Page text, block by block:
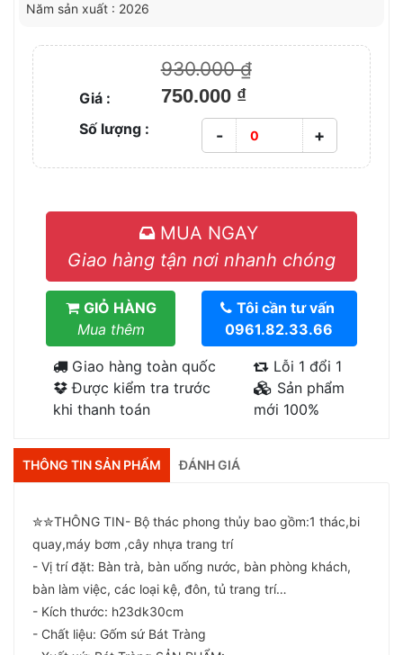
Năm sản xuất : 2026
930.000 ₫
Giá : 750.000 ₫
Số lượng : - +
MUA NGAY
Giao hàng tận nơi nhanh chóng
GIỎ HÀNG
Mua thêm
Tôi cần tư vấn
0961.82.33.66
Giao hàng toàn quốc
Được kiểm tra trước
khi thanh toán
Lỗi 1 đổi 1
Sản phẩm
mới 100%
THÔNG TIN SẢN PHẨM ĐÁNH GIÁ
✮✮THÔNG TIN- Bộ thác phong thủy bao gồm:1 thác,bi
quay,máy bơm ,cây nhựa trang trí
- Vị trí đặt: Bàn trà, bàn uống nước, bàn phòng khách,
bàn làm việc, các loại kệ, đôn, tủ trang trí…
- Kích thước: h23dk30cm
- Chất liệu: Gốm sứ Bát Tràng